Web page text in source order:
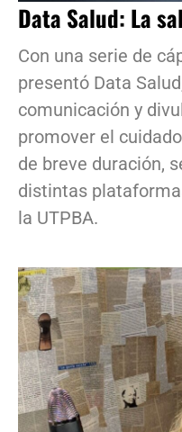
Data Salud: La
Con una serie de
presentó Data
comunicación y
promover el
de breve duración,
distintas
la UTPBA.